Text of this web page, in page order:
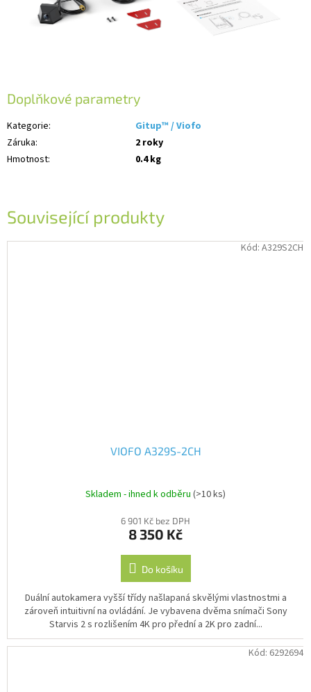
Související produkty
VIOFO A329S-2CH
Skladem - ihned k odběru (>10 ks)
6 901 Kč bez DPH
8 350 Kč
Do košíku
Duální autokamera vyšší třídy našlapaná skvělými vlastnostmi a
zároveň intuitivní na ovládání. Je vybavena dvěma snímači Sony
Starvis 2 s rozlišením 4K pro přední a 2K pro zadní...
Kód: A329S2CH
Kód: 6292694
Doplňkové parametry
Kategorie:
Gitup™ / Viofo
Záruka:
2 roky
Hmotnost: 0.4 kg